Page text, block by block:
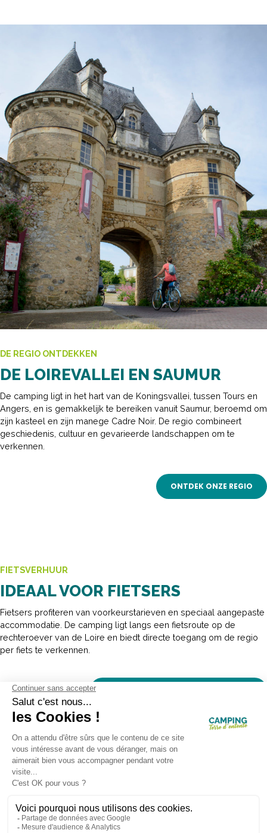
Zoeken op
DE REGIO ONTDEKKEN
DE LOIREVALLEI EN SAUMUR
De camping ligt in het hart van de Koningsvallei, tussen Tours en
Angers, en is gemakkelijk te bereiken vanuit Saumur, beroemd om
zijn kasteel en zijn manege Cadre Noir. De regio combineert
geschiedenis, cultuur en gevarieerde landschappen om te
verkennen.
ONTDEK ONZE REGIO
FIETSVERHUUR
IDEAAL VOOR FIETSERS
Fietsers profiteren van voorkeurstarieven en speciaal aangepaste
accommodatie. De camping ligt langs een fietsroute op de
rechteroever van de Loire en biedt directe toegang om de regio
per fiets te verkennen.